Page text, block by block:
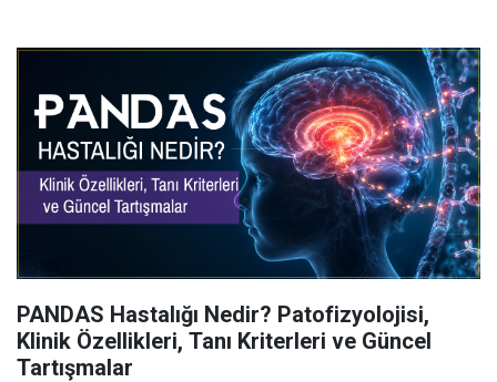
PANDAS Hastalığı Nedir? Patofizyolojisi,
Klinik Özellikleri, Tanı Kriterleri ve Güncel
Tartışmalar